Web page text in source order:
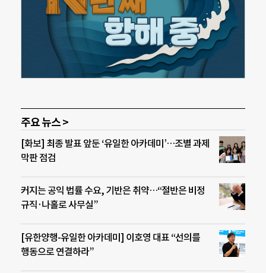
주요 뉴스 >
[화보] 최종 발표 앞둔 ‘유일한 아카데미’…조별 과제
막판 점검
커지는 공익 법률 수요, 기반은 취약…“절반은 비정
규직·나홀로 사무실”
[유한양행-유일한 아카데미] 이호영 대표 “선의를
행동으로 연결하라”